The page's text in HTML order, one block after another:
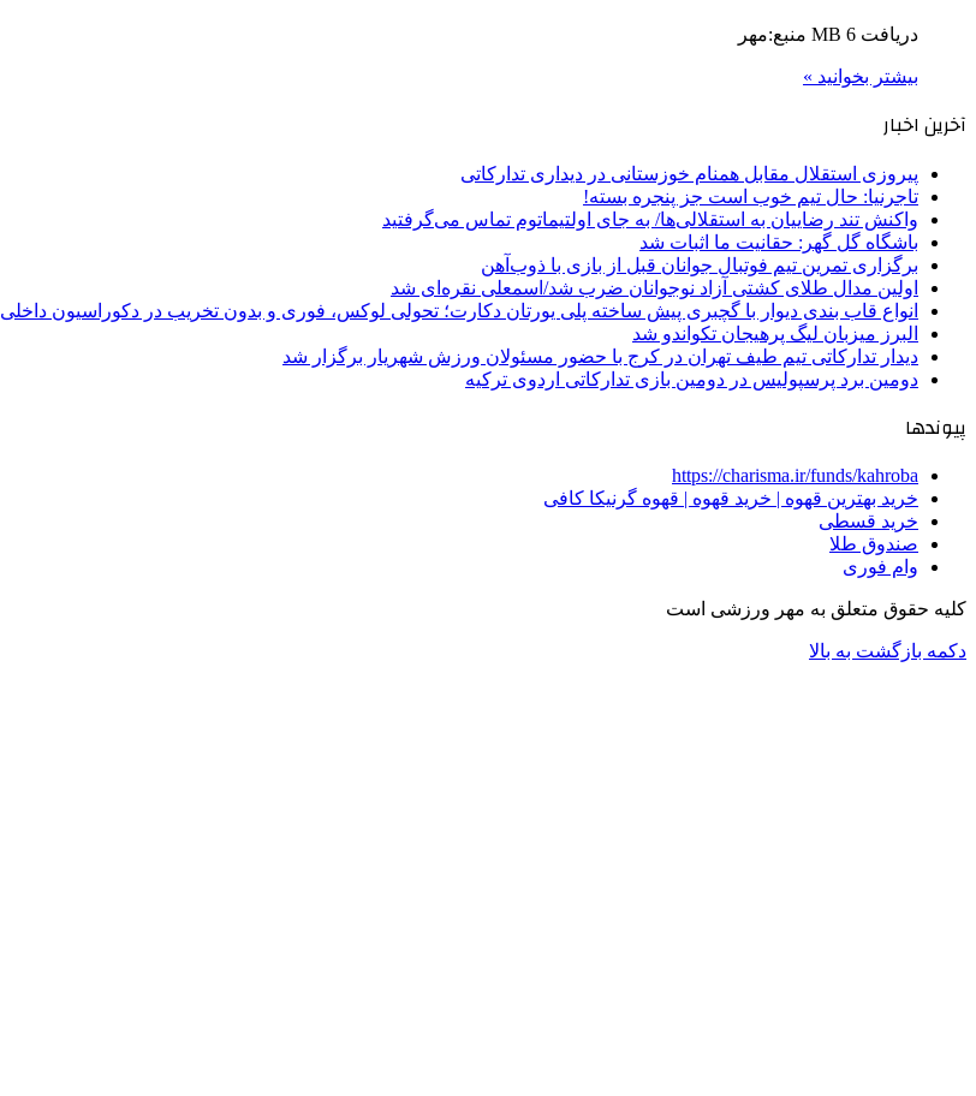
دریافت 6 MB منبع:مهر
بیشتر بخوانید »
آخرین اخبار
پیروزی استقلال مقابل همنام خوزستانی در دیداری تدارکاتی
تاجرنیا: حال تیم خوب است جز پنجره بسته!
واکنش تند رضاییان به استقلالی‌ها/ به جای اولتیماتوم تماس می‌گرفتید
باشگاه گل گهر: حقانیت ما اثبات شد
برگزاری تمرین تیم فوتبال جوانان قبل از بازی با ذوب‌آهن
اولین مدال طلای کشتی آزاد نوجوانان ضرب شد/اسمعلی نقره‌ای شد
انواع قاب بندی دیوار با گچبری پیش ساخته پلی یورتان دکارت؛ تحولی لوکس، فوری و بدون تخریب در دکوراسیون داخلی
البرز میزبان لیگ پرهیجان تکواندو شد
دیدار تدارکاتی تیم طیف تهران در کرج با حضور مسئولان ورزش شهریار برگزار شد
دومین برد پرسپولیس در دومین بازی تدارکاتی اردوی ترکیه
پیوندها
https://charisma.ir/funds/kahroba
خرید بهترین قهوه | خرید قهوه | قهوه گرنیکا کافی
خرید قسطی
صندوق طلا
وام فوری
کلیه حقوق متعلق به مهر ورزشی است
دکمه بازگشت به بالا